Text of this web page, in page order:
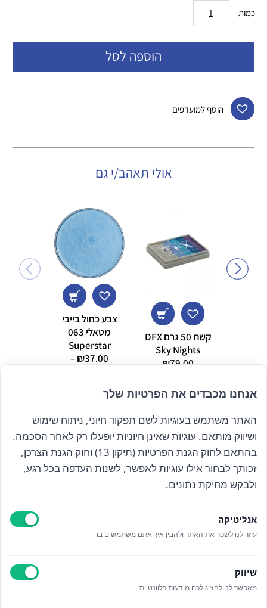
כמות
הוספה לסל
הוסף למועדפים
אולי תאהב/י גם
קשת 50 גרם DFX
Sky Nights
₪79.00
צבע כחול בייבי
מטאלי 063
Superstar
₪37.00
–
⁦₪69.00⁩
הרשם לניוזלטר שלנו
קראתי ואני מאשר/ת את
כל הזכויות שמורות אנה ויסטריך
אנחנו מכבדים את הפרטיות שלך
האתר משתמש בעוגיות לשם תפקוד חיוני, ניתוח שימוש
ושיווק מותאם. עוגיות שאינן חיוניות יופעלו רק לאחר הסכמה.
בהתאם לחוק הגנת הפרטיות (תיקון 13) וחוק הגנת הצרכן,
זכותך לבחור אילו עוגיות לאפשר, לשנות העדפה בכל רגע,
ולבקש מחיקת נתונים.
אנליטיקה
עוזר לנו לשפר את האתר ולהבין איך אתם משתמשים בו
שיווק
מאפשר לנו להציג לכם מודעות רלוונטיות